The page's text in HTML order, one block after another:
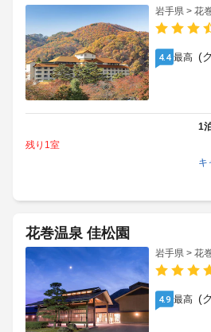
岩手県 > 花
4.4 最高 (
1
残り1室
キ
花巻温泉 佳松園
岩手県 > 花
4.9 最高 (